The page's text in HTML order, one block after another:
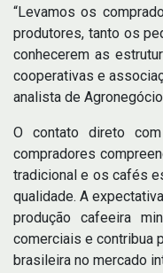
“Levamos os
produtores, tanto os
conhecerem as
cooperativas e
analista de
O contato direto
compradores
tradicional e os cafés
qualidade. A
produção cafeeira
comerciais e contribua
brasileira no mercado